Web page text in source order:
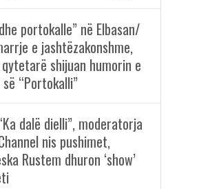
portokalle” në Elbasan/
e jashtëzakonshme,
shijuan humorin e
“Portokalli”
dalë dielli”, moderatorja
nis pushimet,
Rustem dhuron ‘show’